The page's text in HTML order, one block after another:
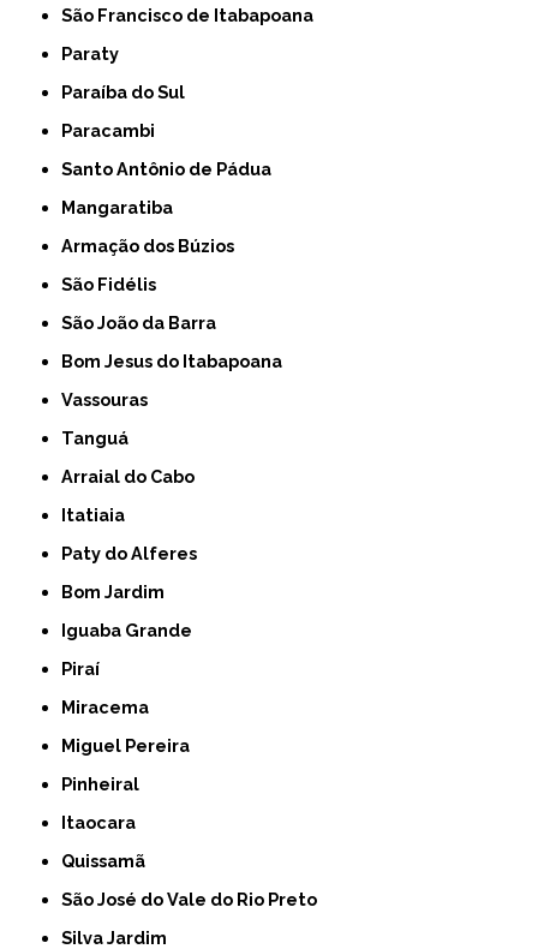
São Francisco de Itabapoana
Paraty
Paraíba do Sul
Paracambi
Santo Antônio de Pádua
Mangaratiba
Armação dos Búzios
São Fidélis
São João da Barra
Bom Jesus do Itabapoana
Vassouras
Tanguá
Arraial do Cabo
Itatiaia
Paty do Alferes
Bom Jardim
Iguaba Grande
Piraí
Miracema
Miguel Pereira
Pinheiral
Itaocara
Quissamã
São José do Vale do Rio Preto
Silva Jardim